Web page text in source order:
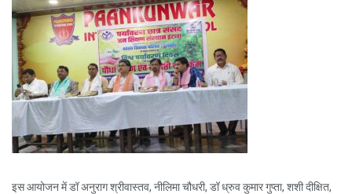
इस आयोजन में डॉ अनुराग श्रीवास्तव, नीलिमा चौधरी, डॉ ध्रुव कुमार गुप्ता, शशी दीक्षित,